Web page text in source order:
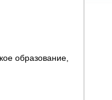
образование,